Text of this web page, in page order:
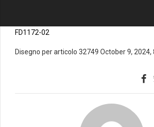
FD1172-02
Disegno per articolo 32749 October 9, 2024,